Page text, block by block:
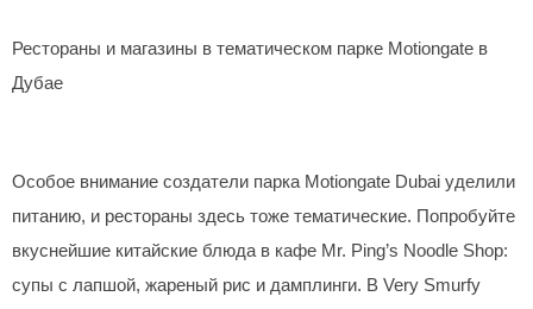
Рестораны и магазины в тематическом парке Motiongate в
Дубае
Особое внимание создатели парка Motiongate Dubai уделили
питанию, и рестораны здесь тоже тематические. Попробуйте
вкуснейшие китайские блюда в кафе Mr. Ping’s Noodle Shop:
супы с лапшой, жареный рис и дамплинги. В Very Smurfy